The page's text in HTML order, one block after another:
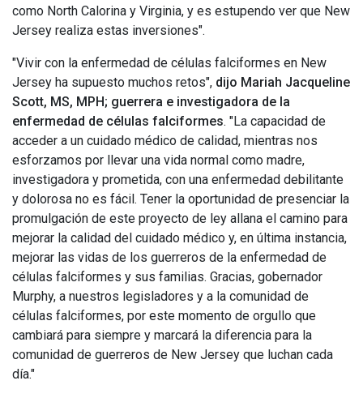
como North Calorina y Virginia, y es estupendo ver que New
Jersey realiza estas inversiones".
"Vivir con la enfermedad de células falciformes en New
Jersey ha supuesto muchos retos", dijo Mariah Jacqueline
Scott, MS, MPH; guerrera e investigadora de la
enfermedad de células falciformes. "La capacidad de
acceder a un cuidado médico de calidad, mientras nos
esforzamos por llevar una vida normal como madre,
investigadora y prometida, con una enfermedad debilitante
y dolorosa no es fácil. Tener la oportunidad de presenciar la
promulgación de este proyecto de ley allana el camino para
mejorar la calidad del cuidado médico y, en última instancia,
mejorar las vidas de los guerreros de la enfermedad de
células falciformes y sus familias. Gracias, gobernador
Murphy, a nuestros legisladores y a la comunidad de
células falciformes, por este momento de orgullo que
cambiará para siempre y marcará la diferencia para la
comunidad de guerreros de New Jersey que luchan cada
día."